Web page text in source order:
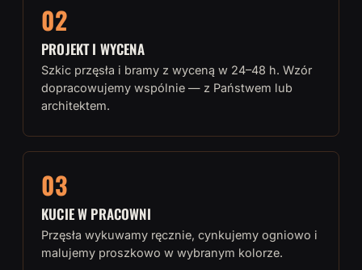
02
PROJEKT I WYCENA
Szkic przęsła i bramy z wyceną w 24–48 h. Wzór
dopracowujemy wspólnie — z Państwem lub
architektem.
03
KUCIE W PRACOWNI
Przęsła wykuwamy ręcznie, cynkujemy ogniowo i
malujemy proszkowo w wybranym kolorze.